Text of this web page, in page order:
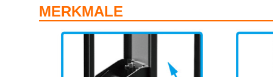
MERKMALE